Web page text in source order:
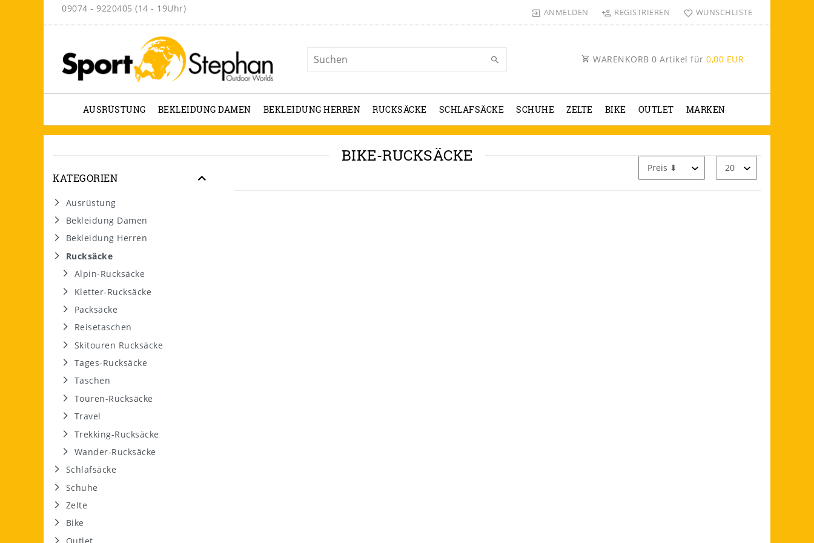
09074 - 9220405 (14 - 19Uhr) ANMELDEN REGISTRIEREN WUNSCHLISTE
WARENKORB 0 Artikel für 0,00 EUR
AUSRÜSTUNG BEKLEIDUNG DAMEN BEKLEIDUNG HERREN RUCKSÄCKE SCHLAFSÄCKE SCHUHE ZELTE BIKE OUTLET MARKEN
BIKE-RUCKSÄCKE
KATEGORIEN
Ausrüstung
Bekleidung Damen
Bekleidung Herren
Rucksäcke
Alpin-Rucksäcke
Kletter-Rucksäcke
Packsäcke
Reisetaschen
Skitouren Rucksäcke
Tages-Rucksäcke
Taschen
Touren-Rucksäcke
Travel
Trekking-Rucksäcke
Wander-Rucksäcke
Schlafsäcke
Schuhe
Zelte
Bike